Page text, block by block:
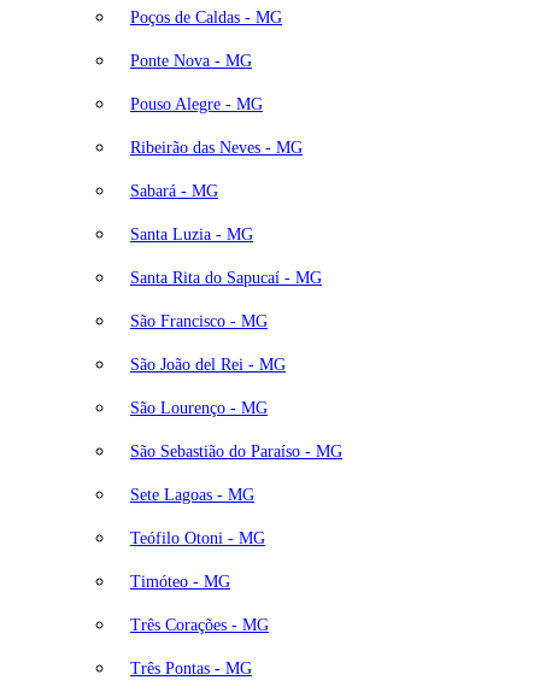
Poços de Caldas - MG
Ponte Nova - MG
Pouso Alegre - MG
Ribeirão das Neves - MG
Sabará - MG
Santa Luzia - MG
Santa Rita do Sapucaí - MG
São Francisco - MG
São João del Rei - MG
São Lourenço - MG
São Sebastião do Paraíso - MG
Sete Lagoas - MG
Teófilo Otoni - MG
Timóteo - MG
Três Corações - MG
Três Pontas - MG